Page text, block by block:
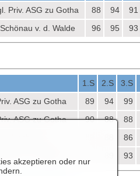
Priv. ASG zu Gotha 88 94 91
v. d. Walde 96 95 93
1.S 2.S 3.S
ASG zu Gotha 89 94 99
ASG zu Gotha 90 88 88
86
93
akzeptieren oder nur